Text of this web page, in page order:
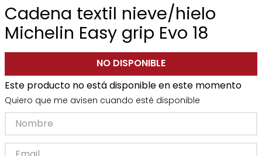
Cadena textil nieve/hielo
Michelin Easy grip Evo 18
NO DISPONIBLE
Este producto no está disponible en este momento
Quiero que me avisen cuando esté disponible